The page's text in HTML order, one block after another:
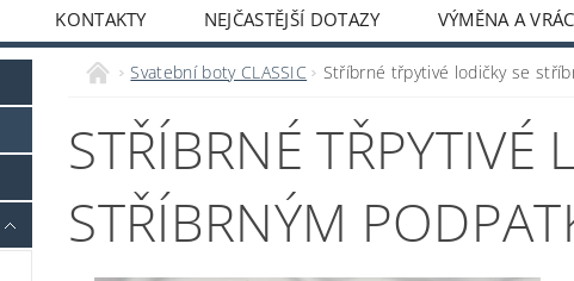
KONTAKTY NEJČASTĚJŠÍ DOTAZY VÝMĚNA A
Svatební boty CLASSIC Stříbrné třpytivé lodičky se
STŘÍBRNÉ TŘPYTIVÉ
STŘÍBRNÝM